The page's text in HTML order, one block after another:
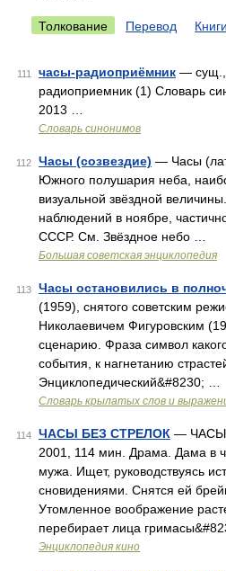
Толкование Перевод Книги
111 часы-радиоприёмник — сущ.,
радиоприемник (1) Словарь
2013 …
Словарь синонимов
112 Часы (созвездие) — Часы
Южного полушария неба,
визуальной звёздной
наблюдений в ноябре,
СССР. См. Звёздное небо …
Большая советская энциклопедия
113 Часы остановились в
(1959), снятого советским
Николаевичем Фигуровским
сценарию. Фраза символ
события, к нагнетанию
Энциклопедический&#8230; …
Словарь крылатых слов и
114 ЧАСЫ БЕЗ СТРЕЛОК — ЧАСЫ
2001, 114 мин. Драма. Дама в
мужа. Ищет, руководствуясь
сновидениями. Снятся ей
Утомленное воображение
перебирает лица
Энциклопедия кино